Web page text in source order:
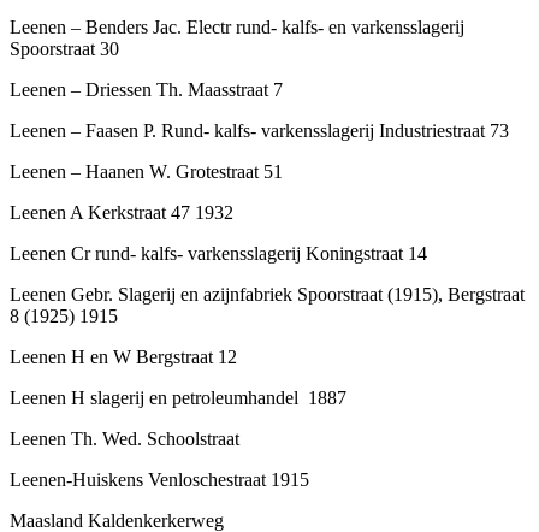
Leenen – Benders Jac. Electr rund- kalfs- en varkensslagerij
Spoorstraat 30
Leenen – Driessen Th. Maasstraat 7
Leenen – Faasen P. Rund- kalfs- varkensslagerij Industriestraat 73
Leenen – Haanen W. Grotestraat 51
Leenen A Kerkstraat 47 1932
Leenen Cr rund- kalfs- varkensslagerij Koningstraat 14
Leenen Gebr. Slagerij en azijnfabriek Spoorstraat (1915), Bergstraat
8 (1925) 1915
Leenen H en W Bergstraat 12
Leenen H slagerij en petroleumhandel 1887
Leenen Th. Wed. Schoolstraat
Leenen-Huiskens Venloschestraat 1915
Maasland Kaldenkerkerweg